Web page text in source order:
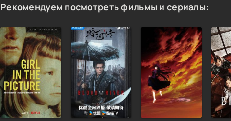
Рекомендуем посмотреть фильмы и сериалы: